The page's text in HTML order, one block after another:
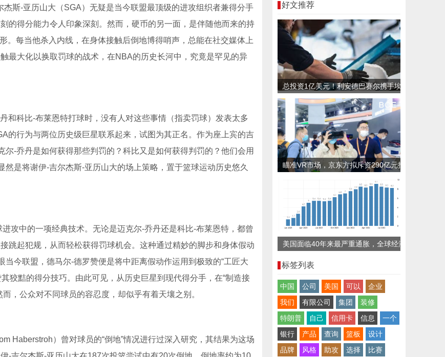
斯-亚历山大（SGA）无疑是当今联盟最顶级的进攻组织者兼得分手
的得分能力令人印象深刻。然而，硬币的另一面，是伴随他而来的持
。每当他杀入内线，在身体接触后倒地博得哨声，总能在社交媒体上
最大化以换取罚球的战术，在NBA的历史长河中，究竟是罕见的异
和科比-布莱恩特打球时，没有人对这些事情（指卖罚球）发表太多
的行为与两位历史级巨星联系起来，试图为其正名。作为座上宾的吉
-乔丹是如何获得那些判罚的？科比又是如何获得判罚的？他们会用
是将谢伊-吉尔杰斯-亚历山大的场上策略，置于篮球运动历史悠久
攻中的一项经典技术。无论是迈克尔-乔丹还是科比-布莱恩特，都曾
跳起犯规，从而轻松获得罚球机会。这种通过精妙的脚步和身体假动
当今联盟，德马尔-德罗赞便是将中距离假动作运用到极致的“工匠大
狡黠的得分技巧。由此可见，从历史巨星到现代得分手，在“制造接
，公众对不同球员的容忍度，却似乎有着天壤之别。
Haberstroh）曾对球员的“倒地”情况进行过深入研究，其结果为这场
好文推荐
总投资1亿美元！利安德巴赛尔携手埃
克森美孚等公司共同推进首家新型塑料
加工厂
瞄准VR市场，京东方拟斥资290亿元投
美国面临40年来最严重通胀，全球经济
标签列表
中国 公司 美国 可以
企业
我们
有限公司 集团
装修
特朗普
自己 信用卡 信息
一个
银行
产品 查询 篮板
设计
品牌
风格 助攻 选择
比赛